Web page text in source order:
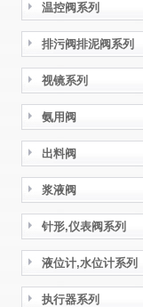
温控阀系列
排污阀排泥阀系列
视镜系列
氨用阀
出料阀
浆液阀
针形,仪表阀系列
液位计,水位计系列
执行器系列